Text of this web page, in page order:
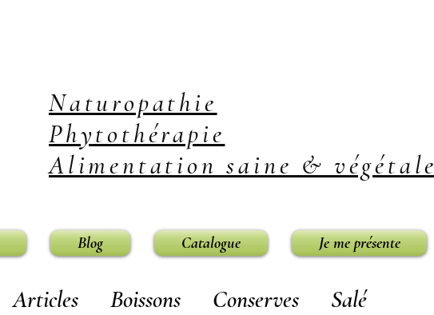
Naturopathie
Phytothérapie
Alimentation saine & végétale
Blog Catalogue Je me présente
Articles Boissons Conserves Salé